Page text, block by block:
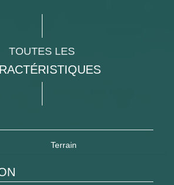
TOUTES LES
Terrain